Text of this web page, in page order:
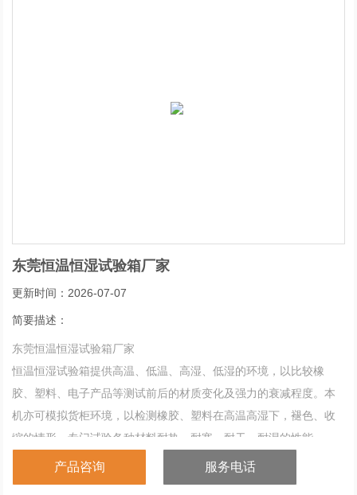
东莞恒温恒湿试验箱厂家
更新时间：2026-07-07
简要描述：
东莞恒温恒湿试验箱厂家
恒温恒湿试验箱提供高温、低温、高湿、低湿的环境，以比较橡
胶、塑料、电子产品等测试前后的材质变化及强力的衰减程度。本
机亦可模拟货柜环境，以检测橡胶、塑料在高温高湿下，褪色、收
缩的情形，专门试验各种材料耐热、耐寒、耐干、耐湿的性能。
产品咨询 服务电话